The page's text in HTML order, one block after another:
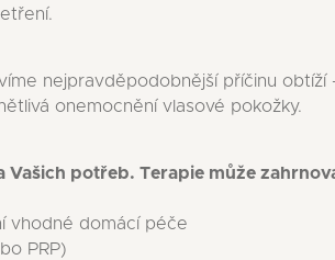
nejpravděpodobnější příčinu
onemocnění vlasové pokožky.
potřeb. Terapie může
vhodné domácí péče
PRP)